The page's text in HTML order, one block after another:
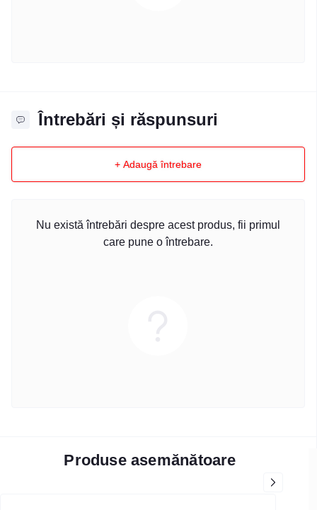
Întrebări și răspunsuri
+ Adaugă întrebare
Nu există întrebări despre acest produs, fii primul
care pune o întrebare.
Produse asemănătoare